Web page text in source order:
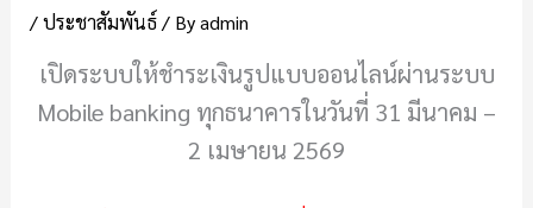
/ประชาสัมพันธ์/ Byadmin
เปิดระบบให้ชำระเงินรูปแบบออนไลน์ผ่านระบบ
Mobile banking ทุกธนาคารในวันที่ 31 มีนาคม –
2 เมษายน 2569